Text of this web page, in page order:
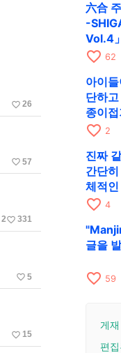
favorite_border 26
favorite_border 57
2favorite_border 331
favorite_border 5
favorite_border 15
六合
-
Vol.4
favorite_border 62
아이
단하
종이
favorite_border 2
진짜
간단
체적
favorite_border 4
글을
favorite_border 59
게
편